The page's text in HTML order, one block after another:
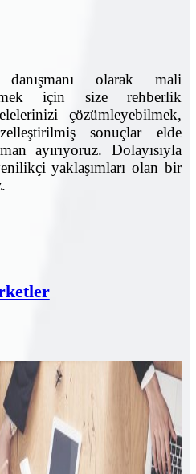
olarak mali
için size rehberlik
çözümleyebilmek,
sonuçlar elde
ayırıyoruz. Dolayısıyla
yaklaşımları olan bir